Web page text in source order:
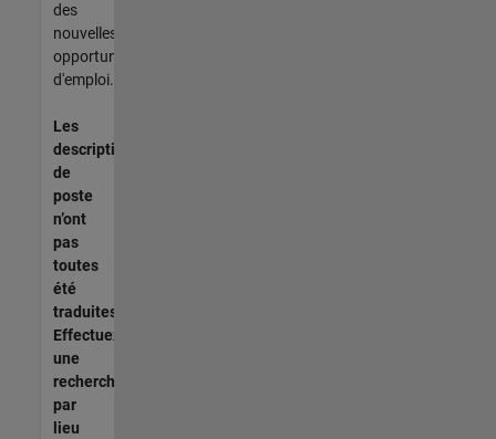
des
nouvelles
opportunités
d'emploi.
Les
descriptions
de
poste
n’ont
pas
toutes
été
traduites.
Effectuez
une
recherche
par
lieu